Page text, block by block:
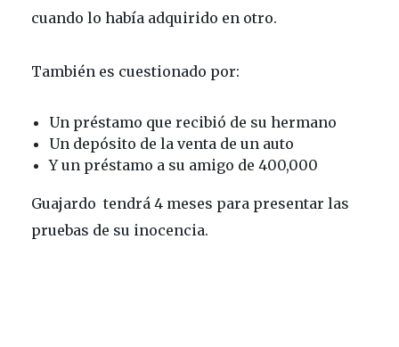
cuando lo había adquirido en otro.
También es cuestionado por:
Un préstamo que recibió de su hermano
Un depósito de la venta de un auto
Y un préstamo a su amigo de 400,000
Guajardo tendrá 4 meses para presentar las
pruebas de su inocencia.